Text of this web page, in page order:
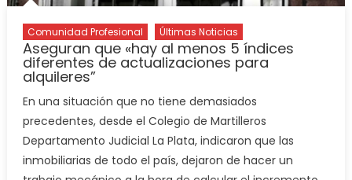
Comunidad Profesional Últimas Noticias
Aseguran que «hay al menos 5 índices
diferentes de actualizaciones para
alquileres”
En una situación que no tiene demasiados
precedentes, desde el Colegio de Martilleros
Departamento Judicial La Plata, indicaron que las
inmobiliarias de todo el país, dejaron de hacer un